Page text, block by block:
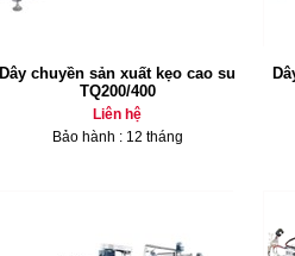
Dây chuyền sản xuất kẹo cao su
TQ200/400
Liên hệ
Bảo hành : 12 tháng